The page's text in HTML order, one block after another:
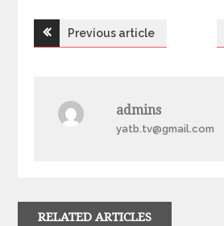
Н
г
Previous article
admins
yatb.tv@gmail.com
RELATED ARTICLES